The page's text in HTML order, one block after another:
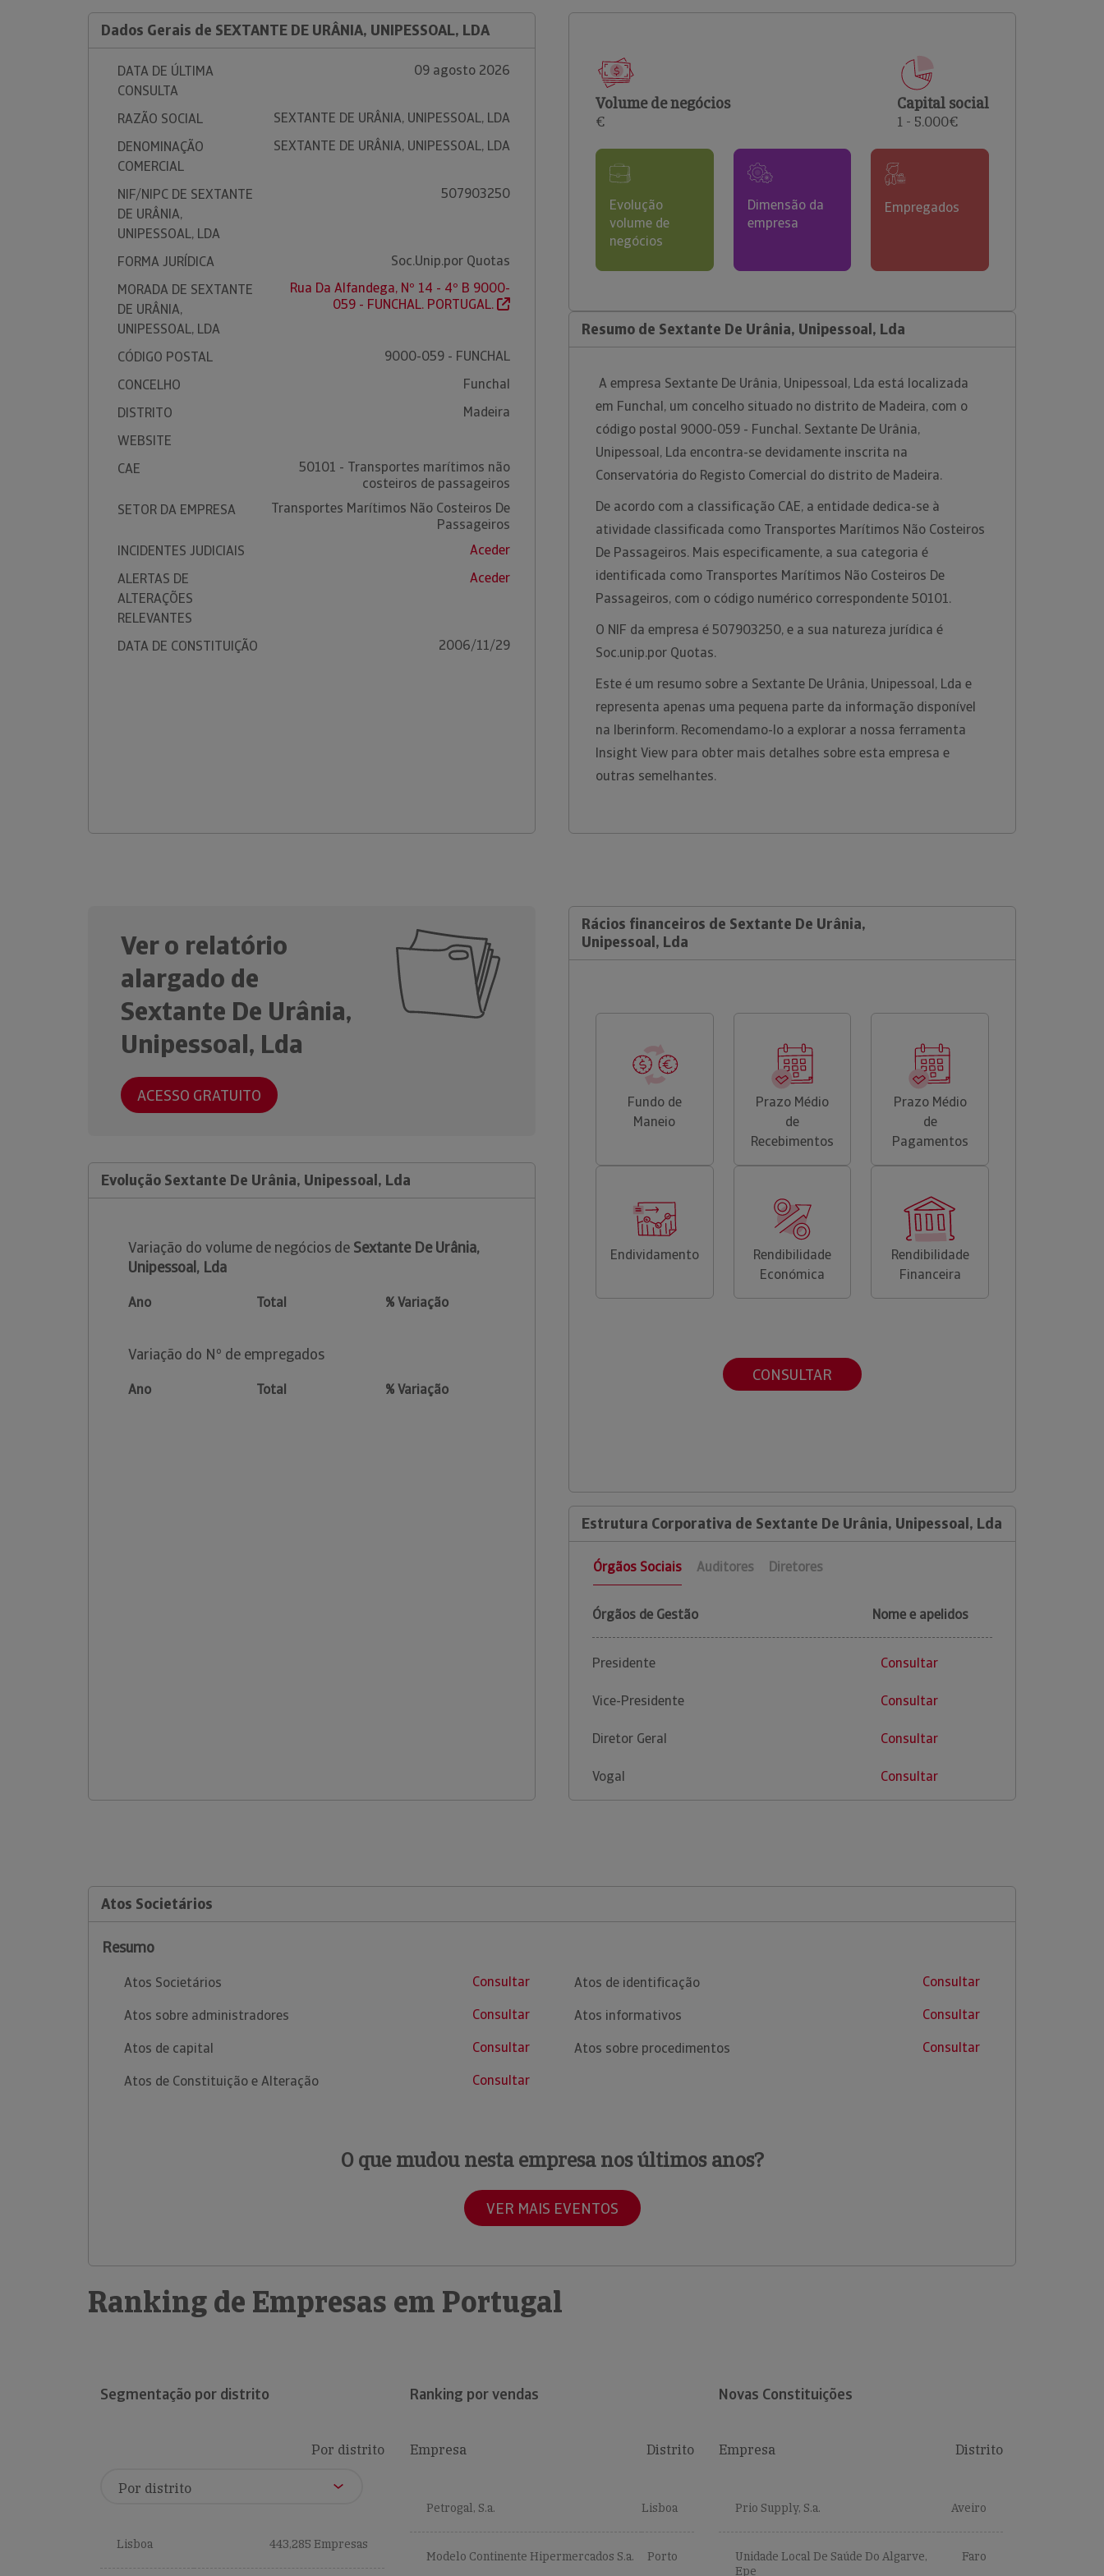
comerciais e analisar o risco de incumprimento dos
Dados Gerais de SEXTANTE DE URÂNIA, UNIPESSOAL, LDA
DATA DE ÚLTIMA
CONSULTA
09 agosto 2026
RAZÃO SOCIAL
SEXTANTE DE URÂNIA, UNIPESSOAL, LDA
DENOMINAÇÃO
COMERCIAL
SEXTANTE DE URÂNIA, UNIPESSOAL, LDA
NIF/NIPC DE SEXTANTE
DE URÂNIA,
UNIPESSOAL, LDA
507903250
FORMA JURÍDICA
Soc.Unip.por Quotas
MORADA DE SEXTANTE
DE URÂNIA,
UNIPESSOAL, LDA
Rua Da Alfandega, Nº 14 - 4º B 9000-
059 - FUNCHAL. PORTUGAL.
CÓDIGO POSTAL
9000-059 - FUNCHAL
CONCELHO
Funchal
DISTRITO
Madeira
WEBSITE
CAE
50101 - Transportes marítimos não
costeiros de passageiros
SETOR DA EMPRESA
Transportes Marítimos Não Costeiros De
Passageiros
INCIDENTES JUDICIAIS
Aceder
ALERTAS DE
ALTERAÇÕES
RELEVANTES
Aceder
DATA DE CONSTITUIÇÃO 2006/11/29
Volume de negócios
€
Capital social
1 - 5.000€
Evolução
volume de
negócios
Dimensão da
empresa
Empregados
Resumo de Sextante De Urânia, Unipessoal, Lda
A empresa Sextante De Urânia, Unipessoal, Lda está localizada
em Funchal, um concelho situado no distrito de Madeira, com o
código postal 9000-059 - Funchal. Sextante De Urânia,
Unipessoal, Lda encontra-se devidamente inscrita na
Conservatória do Registo Comercial do distrito de Madeira.
De acordo com a classificação CAE, a entidade dedica-se à
atividade classificada como Transportes Marítimos Não Costeiros
De Passageiros. Mais especificamente, a sua categoria é
identificada como Transportes Marítimos Não Costeiros De
Passageiros, com o código numérico correspondente 50101.
O NIF da empresa é 507903250, e a sua natureza jurídica é
Soc.unip.por Quotas.
Este é um resumo sobre a Sextante De Urânia, Unipessoal, Lda e
representa apenas uma pequena parte da informação disponível
na Iberinform. Recomendamo-lo a explorar a nossa ferramenta
Insight View para obter mais detalhes sobre esta empresa e
outras semelhantes.
Ver o relatório
alargado de
Sextante De Urânia,
Unipessoal, Lda
ACESSO GRATUITO
Evolução Sextante De Urânia, Unipessoal, Lda
Variação do volume de negócios de Sextante De Urânia,
Unipessoal, Lda
Ano Total % Variação
Variação do Nº de empregados
Ano Total % Variação
Rácios financeiros de Sextante De Urânia,
Unipessoal, Lda
Fundo de
Maneio
Prazo Médio
de
Recebimentos
Prazo Médio
de
Pagamentos
Endividamento
Rendibilidade
Económica
Rendibilidade
Financeira
CONSULTAR
Estrutura Corporativa de Sextante De Urânia, Unipessoal, Lda
Órgãos Sociais Auditores Diretores
Órgãos de Gestão Nome e apelidos
Presidente Consultar
Vice-Presidente Consultar
Diretor Geral Consultar
Vogal Consultar
Atos Societários
Resumo
Atos Societários
Consultar
Atos sobre administradores
Consultar
Atos de capital
Consultar
Atos de Constituição e Alteração
Consultar
Atos de identificação
Consultar
Atos informativos
Consultar
Atos sobre procedimentos
Consultar
O que mudou nesta empresa nos últimos anos?
VER MAIS EVENTOS
Ranking de Empresas em Portugal
Segmentação por distrito
Por distrito
Lisboa 443,285 Empresas
Ranking por vendas
Empresa Distrito
Petrogal, S.a. Lisboa
Modelo Continente Hipermercados S.a. Porto
Novas Constituições
Empresa Distrito
Prio Supply, S.a. Aveiro
Unidade Local De Saúde Do Algarve,
Epe
Faro